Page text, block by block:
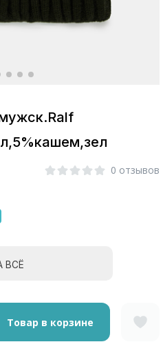
город
0 отзывов
ВСЁ
Товар в корзине